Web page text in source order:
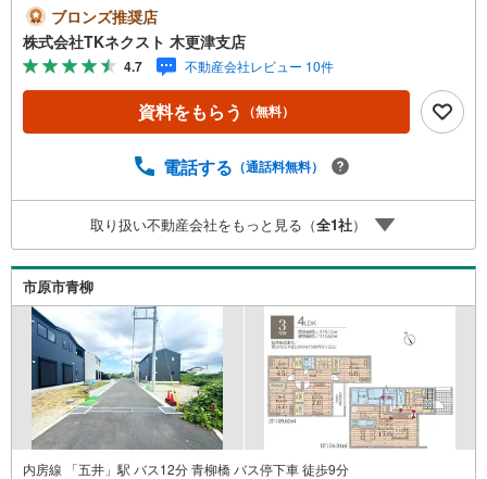
登場します♪通風・採光良好な北東角地♪◆アクセス◆JR内
房線「姉ヶ崎」駅 バス20分「都立福祉園」停歩8分◆特徴
◆水回りをキッチンの近くに配置しスムーズに移動できる
回遊動線♪17帖超のリビングは家族がしぜんに集まる広さ
です♪使い勝手の良い対面キッチンは食事や軽食が気軽に
できるキッチンカウンター完備♪生活感の出やすいキッチ
充実の収納スペース♪部屋ごとに設けた収納は住みやすさ
インターフォン付き♪夜間の帰宅時も人感センサーライト
で便利に安全確保♪ゆったり並列2台分のカースペース♪◆
周辺環境◆市原市立有秋南小学校 徒歩14分市原市立有秋
中学校 徒歩24分久保田保育所 車5分市原ふじ幼稚園 徒
歩6分生鮮スーパー富分のぞみ野店 車7分ミニストップ
ブロンズ推奨店
株式会社TKネクスト 木更津支店
4.7 不動産会社レビュー 10件
資料をもらう （無料）
電話する （通話料無料）
取り扱い不動産会社をもっと見る（全1社）
市原市青柳
内房線 「五井」駅 バス12分 青柳橋 バス停下車 徒歩9分